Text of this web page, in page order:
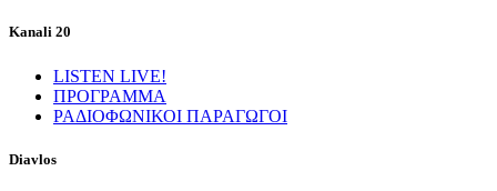
Kanali 20
LISTEN LIVE!
ΠΡΟΓΡΑΜΜΑ
ΡΑΔΙΟΦΩΝΙΚΟΙ ΠΑΡΑΓΩΓΟΙ
Diavlos